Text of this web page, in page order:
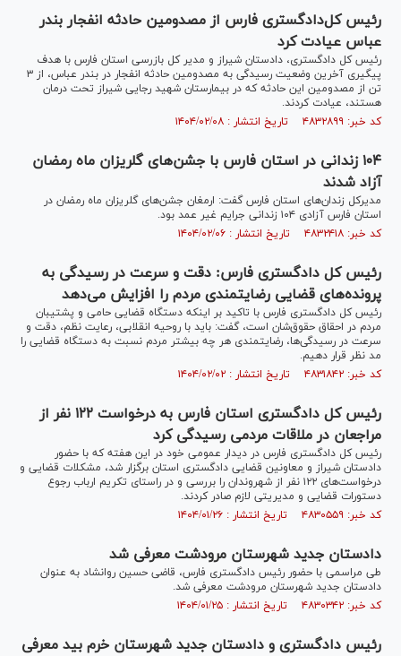
رئیس کل‌دادگستری فارس از مصدومین حادثه انفجار بندر
عباس عیادت کرد
رئیس کل دادگستری، دادستان شیراز و مدیر کل بازرسی استان فارس با هدف
پیگیری آخرین وضعیت رسیدگی به مصدومین حادثه انفجار در بندر عباس، از ۳
تن از مصدومین این حادثه که در بیمارستان شهید رجایی شیراز تحت درمان
هستند، عیادت کردند.
کد خبر: ۴۸۳۲۸۹۹ تاریخ انتشار : ۱۴۰۴/۰۲/۰۸
۱۰۴ زندانی در استان فارس با جشن‌های گلریزان ماه رمضان
آزاد شدند
مدیرکل زندان‌های استان فارس گفت: ارمغان جشن‌های گلریزان ماه رمضان در
استان فارس آزادی ۱۰۴ زندانی جرایم غیر عمد بود.
کد خبر: ۴۸۳۲۴۱۸ تاریخ انتشار : ۱۴۰۴/۰۲/۰۶
رئیس کل دادگستری فارس: دقت و سرعت در رسیدگی به
پرونده‌های قضایی رضایتمندی مردم را افزایش می‌دهد
رئیس کل دادگستری فارس با تاکید بر اینکه دستگاه قضایی حامی و پشتیبان
مردم در احقاق حقوق‌شان است، گفت: باید با روحیه انقلابی، رعایت نظم، دقت و
سرعت در رسیدگی‌ها، رضایتمندی هر چه بیشتر مردم نسبت به دستگاه قضایی را
مد نظر قرار دهیم.
کد خبر: ۴۸۳۱۸۴۲ تاریخ انتشار : ۱۴۰۴/۰۲/۰۲
رئیس کل دادگستری استان فارس به درخواست ۱۲۲ نفر از
مراجعان در ملاقات مردمی رسیدگی کرد
رئیس کل دادگستری فارس در دیدار عمومی خود در این هفته که با حضور
دادستان شیراز و معاونین قضایی دادگستری استان برگزار شد، مشکلات قضایی و
درخواست‌های ۱۲۲ نفر از شهروندان را بررسی و در راستای تکریم ارباب رجوع
دستورات قضایی و مدیریتی لازم صادر کردند.
کد خبر: ۴۸۳۰۵۵۹ تاریخ انتشار : ۱۴۰۴/۰۱/۲۶
دادستان جدید شهرستان مرودشت معرفی شد
طی مراسمی با حضور رئیس دادگستری فارس، قاضی حسین روانشاد به عنوان
دادستان جدید شهرستان مرودشت معرفی شد.
کد خبر: ۴۸۳۰۳۴۲ تاریخ انتشار : ۱۴۰۴/۰۱/۲۵
رئیس دادگستری و دادستان جدید شهرستان خرم بید معرفی